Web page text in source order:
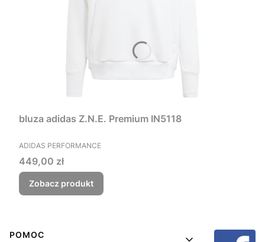
bluza adidas Z.N.E. Premium IN5118
PRODUCENT
ADIDAS PERFORMANCE
Cena
449,00 zł
Zobacz produkt
Linki w stopce
POMOC